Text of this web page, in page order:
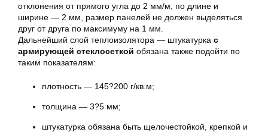
отклонения от прямого угла до 2 мм/м, по длине и
ширине — 2 мм, размер панелей не должен выделяться
друг от друга по максимуму на 1 мм.
Дальнейший слой теплоизолятора — штукатурка с
армирующей стеклосеткой обязана также подойти по
таким показателям:
плотность — 145?200 г/кв.м;
толщина — 3?5 мм;
штукатурка обязана быть щелочестойкой, крепкой и